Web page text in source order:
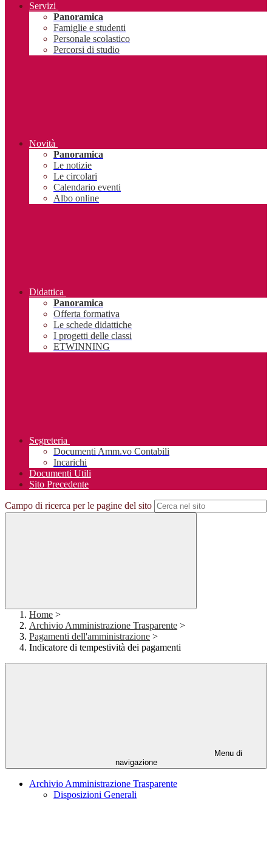
Servizi
Panoramica
Famiglie e studenti
Personale scolastico
Percorsi di studio
Novità
Panoramica
Le notizie
Le circolari
Calendario eventi
Albo online
Didattica
Panoramica
Offerta formativa
Le schede didattiche
I progetti delle classi
ETWINNING
Segreteria
Documenti Amm.vo Contabili
Incarichi
Documenti Utili
Sito Precedente
Campo di ricerca per le pagine del sito
Home >
Archivio Amministrazione Trasparente >
Pagamenti dell'amministrazione >
Indicatore di tempestività dei pagamenti
Menu di
navigazione
Archivio Amministrazione Trasparente
Disposizioni Generali